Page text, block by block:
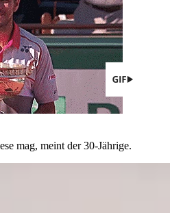
mag, meint der 30-Jährige.